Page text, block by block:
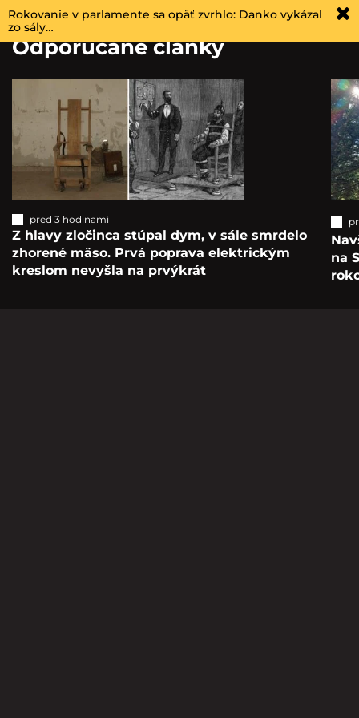
Rokovanie v parlamente sa opäť zvrhlo: Danko vykázal
zo sály…
Odporúčané články
pred 3 hodinami
Z hlavy zločinca stúpal dym, v sále smrdelo
zhorené mäso. Prvá poprava elektrickým
kreslom nevyšla na prvýkrát
na